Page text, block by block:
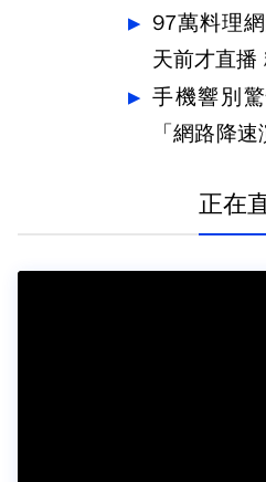
97萬料理
天前才直播
手機響別
「網路降
正在